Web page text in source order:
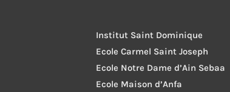
Institut Saint Dominique
Ecole Carmel Saint Joseph
Ecole Notre Dame d’Ain Sebaa
Ecole Maison d’Anfa